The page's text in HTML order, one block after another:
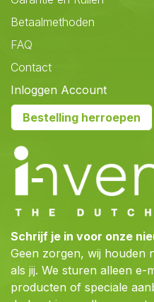
Betaalmethoden
FAQ
Contact
Inloggen Account
Bestelling herroepen
Schrijf je in voor onze
Geen zorgen, wij houden
als jij. We sturen alleen e-
producten of speciale